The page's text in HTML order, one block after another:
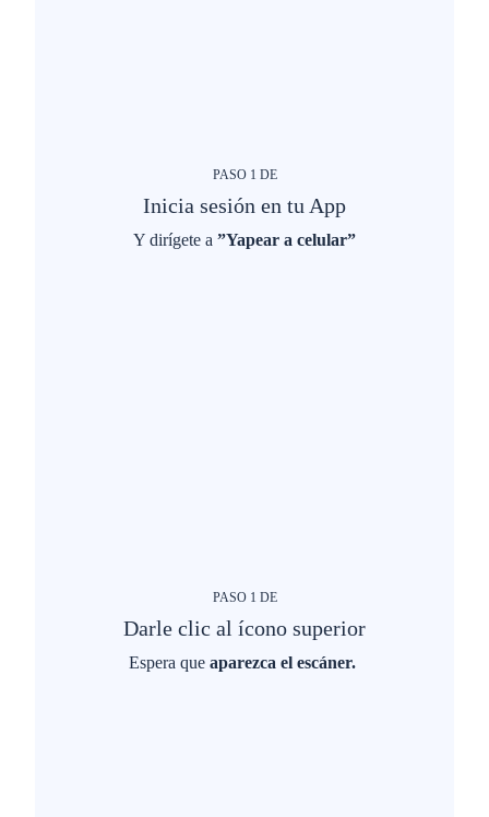
PASO 1 DE
Inicia sesión en tu App
Y dirígete a ”Yapear a celular”
PASO 1 DE
Darle clic al ícono superior
Espera que aparezca el escáner.